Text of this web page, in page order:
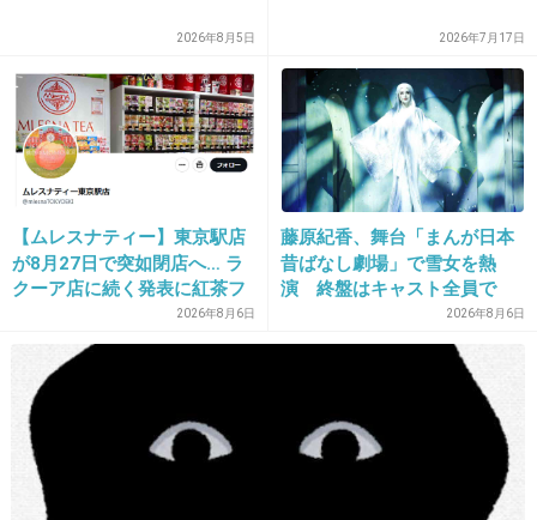
13. 匿名2018/11/16(金) 10:42:25
この人嫌われてるね
+17 -2
14. 匿名 2018/11/16(金) 10:42:39
15. 匿名 2018/11/16(金) 10:42:45
野村周平って若い人たちにさえあんま人気ない
2026年8月5日 2026年7月17日
【ムレスナティー】東京駅店
が8月27日で突如閉店へ… ラ
クーア店に続く発表に紅茶フ
ァンから「またか」「手軽に
買えたのに」と嘆きの声
2026年8月6日
藤原紀香、舞台「まんが日本
昔ばなし劇場」で雪女を熱
演 終盤はキャスト全員で
「にんげんっていいな」歌唱
2026年8月6日